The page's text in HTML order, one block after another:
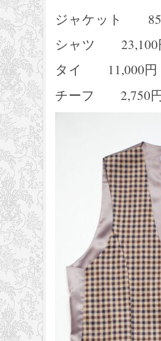
ジャケット
シャツ 23,100
タイ 11,000円
チーフ 2,750